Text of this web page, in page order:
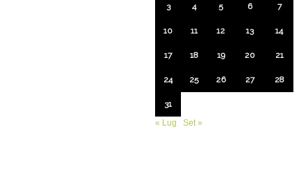
3 4 5 6 7
10 11 12 13 14
17 18 19 20 21
24 25 26 27 28
31
« Lug
Set »